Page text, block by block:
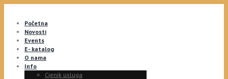
Početna
Novosti
Events
E- katalog
O nama
Info
Cjenik usluga